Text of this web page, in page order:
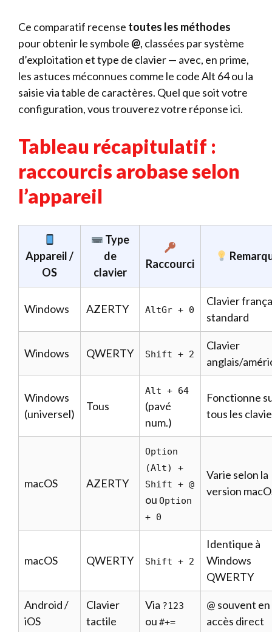
Ce comparatif recense toutes les méthodes
pour obtenir le symbole @, classées par système
d’exploitation et type de clavier — avec, en prime,
les astuces méconnues comme le code Alt 64 ou la
saisie via table de caractères. Quel que soit votre
configuration, vous trouverez votre réponse ici.
Tableau récapitulatif :
raccourcis arobase selon
l’appareil
Appareil /
OS
Type
de
clavier
Raccourci
Windows AZERTY AltGr + 0
Clavier
standard
Windows QWERTY Shift + 2
Clavier
anglais/
Windows
(universel)
Tous
Alt + 64
(pavé
num.)
Fonctionne
tous les
macOS AZERTY
Option
(Alt) +
Shift + @
ou Option
+ 0
Varie selon la
version
macOS QWERTY Shift + 2
Identique à
Windows
QWERTY
Android /
iOS
Clavier
tactile
Via ?123
ou #+=
@ souvent en
accès direct